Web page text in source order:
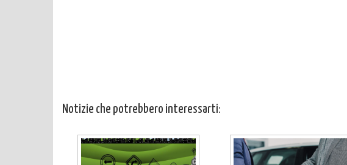
Notizie che potrebbero interessarti: